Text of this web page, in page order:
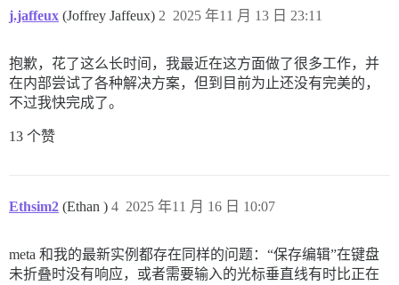
j.jaffeux (Joffrey Jaffeux) 2025 年11 月 13 日 23:11
2
抱歉，花了这么长时间，我最近在这方面做了很多工作，并
在内部尝试了各种解决方案，但到目前为止还没有完美的，
不过我快完成了。
13 个赞
Ethsim2 (Ethan ) 2025 年11 月 16 日 10:07
4
meta 和我的最新实例都存在同样的问题：“保存编辑”在键盘
未折叠时没有响应，或者需要输入的光标垂直线有时比正在